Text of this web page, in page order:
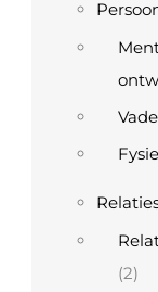
(2)